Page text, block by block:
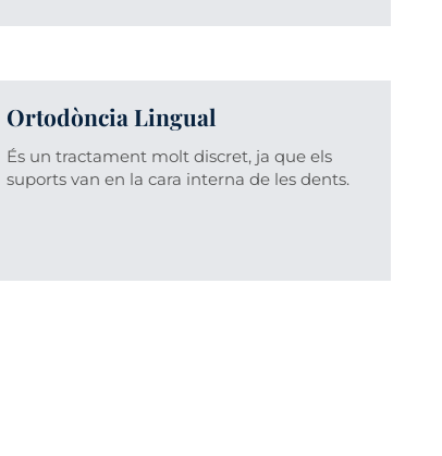
Ortodòncia Lingual
És un tractament molt discret, ja que els
suports van en la cara interna de les dents.